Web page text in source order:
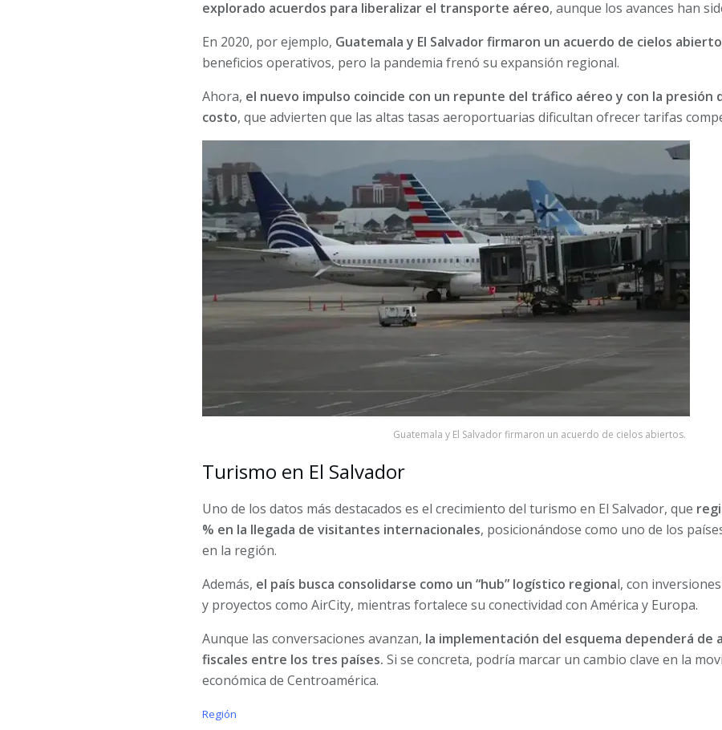
explorado acuerdos para liberalizar el transporte aéreo, aunque los avances han
En 2020, por ejemplo, Guatemala y El Salvador firmaron un acuerdo de cielos
beneficios operativos, pero la pandemia frenó su expansión regional.
Ahora, el nuevo impulso coincide con un repunte del tráfico aéreo y con la presión
costo, que advierten que las altas tasas aeroportuarias dificultan ofrecer tarifas
Guatemala y El Salvador firmaron un acuerdo de cielos abiertos.
Turismo en El Salvador
Uno de los datos más destacados es el crecimiento del turismo en El Salvador, que
% en la llegada de visitantes internacionales, posicionándose como uno de los
en la región.
Además, el país busca consolidarse como un “hub” logístico regional, con
y proyectos como AirCity, mientras fortalece su conectividad con América y Europa.
Aunque las conversaciones avanzan, la implementación del esquema dependerá de
fiscales entre los tres países. Si se concreta, podría marcar un cambio clave en la
económica de Centroamérica.
C
Región